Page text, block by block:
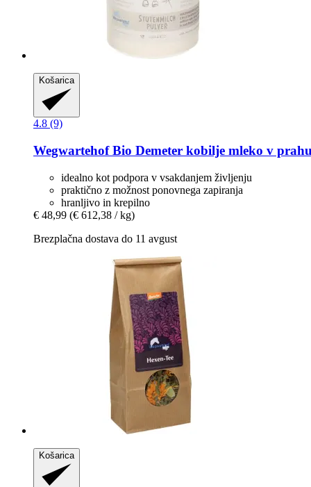
Košarica
4.8 (9)
WegwartehofBio Demeter kobilje mleko v
idealno kot podpora v vsakdanjem življenju
praktično z možnost ponovnega zapiranja
hranljivo in krepilno
€ 48,99 (€ 612,38 / kg)
Brezplačna dostava do 11 avgust
Košarica